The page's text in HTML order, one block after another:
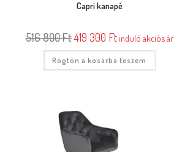
Capri kanapé
516 800Ft419 300 Ftinduló akciós ár
Rögtön a kosárba teszem